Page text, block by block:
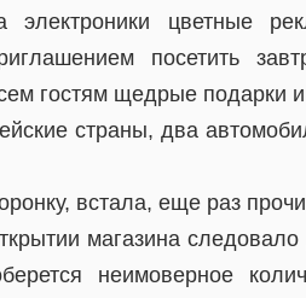
электроники цветные
посетить
гостям щедрые подарки
страны, два
встала, еще раз
магазина
неимоверное